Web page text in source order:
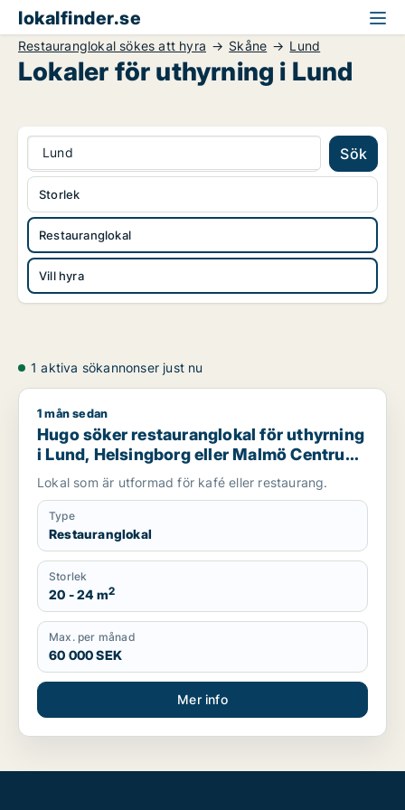
lokalfinder.se
Restauranglokal sökes att hyra Skåne Lund
Lokaler för uthyrning i Lund
Lund Sök
Restauranglokal
Vill hyra
Storlek
1 aktiva sökannonser just nu
Hugo söker restauranglokal för uthyrning i Lund,
1 mån sedan
Hugo söker restauranglokal för uthyrning
i Lund, Helsingborg eller Malmö Centrum
m.fl.
Lokal som är utformad för kafé eller restaurang.
Type
Restauranglokal
Storlek
20 - 24 m2
Max. per månad
60 000 SEK
Mer info